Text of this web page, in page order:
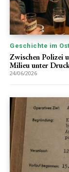
Geschichte im
Zwischen Polizei
Milieu unter
24/06/2026